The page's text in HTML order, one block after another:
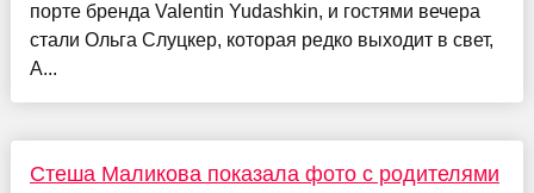
порте бренда Valentin Yudashkin, и гостями вечера
стали Ольга Слуцкер, которая редко выходит в свет,
А...
Стеша Маликова показала фото с родителями